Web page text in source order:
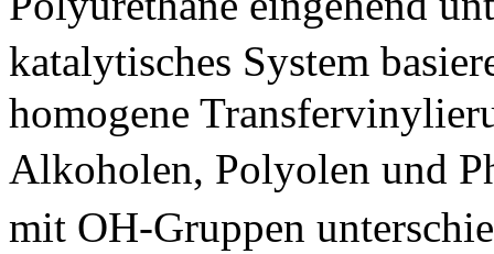
katalytisches System
homogene
Alkoholen, Polyolen und
mit OH-Gruppen